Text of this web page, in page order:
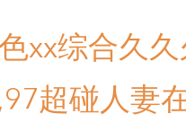
xx综合久
超碰人妻